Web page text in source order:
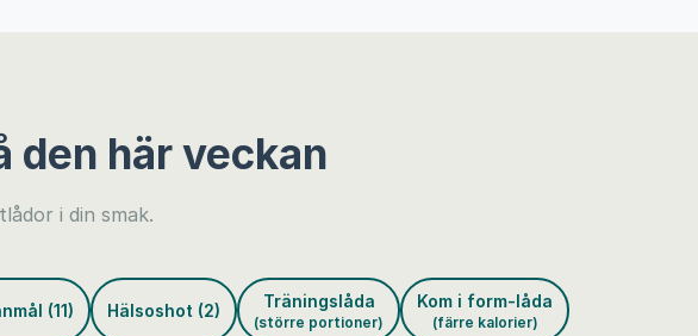
den här veckan
i din smak.
(11) Hälsoshot (2) Träningslåda
(större portioner)
Kom i form-låda
(färre kalorier)